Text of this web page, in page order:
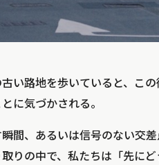
い路地を歩いていると、こ
に気づかされる。
間、あるいは信号のない交
りの中で、私たちは「先に